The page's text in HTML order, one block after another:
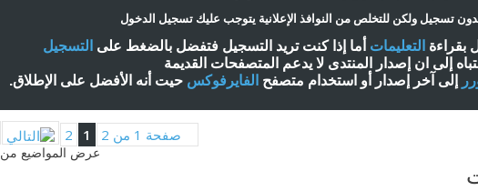
تسجيل ولكن للتخلص من النوافذ الإعلانية يتوجب عليك تسجيل الدخول
بقراءة التعليمات ما إذا كنت تريد التسجيل فتفضل بالضغط على التسجيل
إلى ان إصدار المنتدى لا يدعم المتصفحات القديمة
إلى آخر إصدار أو استخدام متصفح الفايرفوكس حيت أنه الأفضل على الإطلاق.
صفحة 1 من 2 1
2
عرض المواضيع من 1 إلى 20 من 38